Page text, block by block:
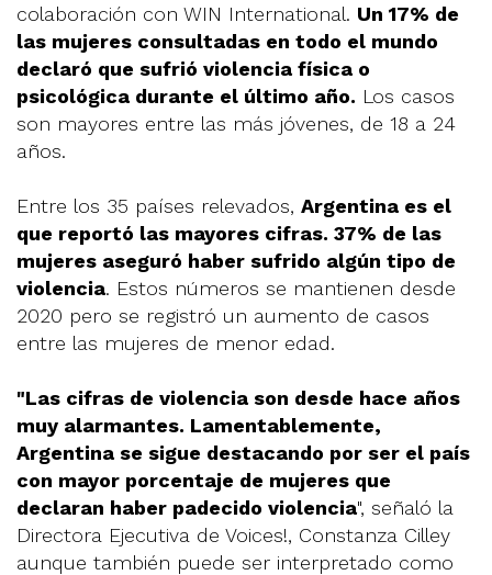
colaboración con WIN International. Un 17% de
las mujeres consultadas en todo el mundo
declaró que sufrió violencia física o
psicológica durante el último año. Los casos
son mayores entre las más jóvenes, de 18 a 24
años.
Entre los 35 países relevados, Argentina es el
que reportó las mayores cifras. 37% de las
mujeres aseguró haber sufrido algún tipo de
violencia. Estos números se mantienen desde
2020 pero se registró un aumento de casos
entre las mujeres de menor edad.
"Las cifras de violencia son desde hace años
muy alarmantes. Lamentablemente,
Argentina se sigue destacando por ser el país
con mayor porcentaje de mujeres que
declaran haber padecido violencia", señaló la
Directora Ejecutiva de Voices!, Constanza Cilley
aunque también puede ser interpretado como